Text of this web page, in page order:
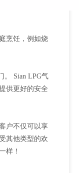
烹饪，例如烧
。 Sian LPG气
供更好的安全
户不仅可以享
其他类型的欢
样！